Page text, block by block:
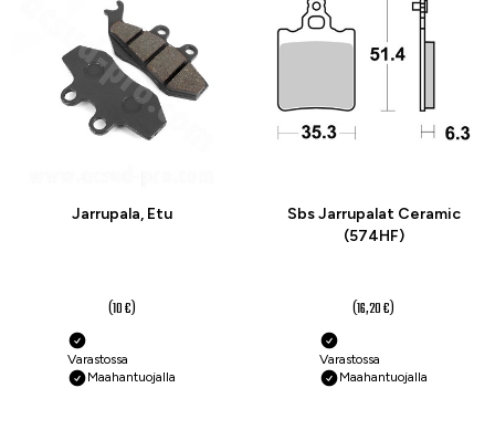
Jarrupala, Etu
(10 €)
Varastossa
Maahantuojalla
Sbs Jarrupalat Ceramic
(574HF)
(16,20 €)
Varastossa
Maahantuojalla